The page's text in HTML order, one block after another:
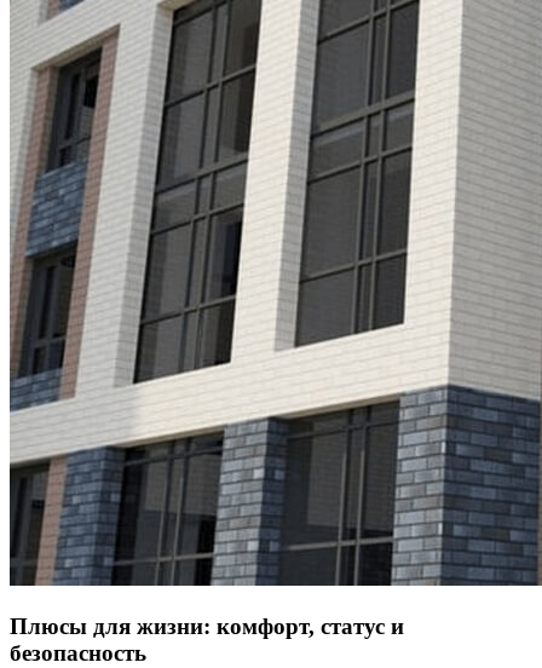
Плюсы для жизни: комфорт, статус и
безопасность